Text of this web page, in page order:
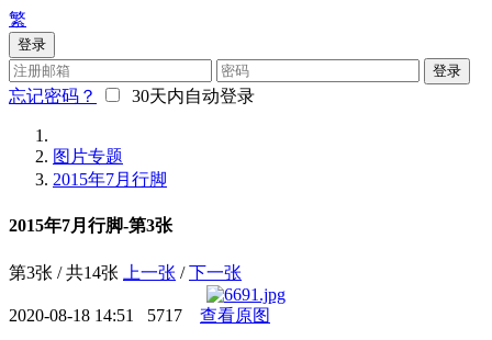
繁
登录
登录
忘记密码？ 30天内自动登录
图片专题
2015年7月行脚
2015年7月行脚-第3张
第3张 / 共14张 上一张 /下一张
2020-08-18 14:51 5717 查看原图